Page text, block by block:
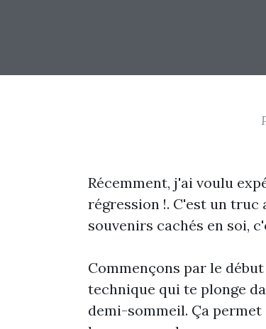
Récemment, j'ai voulu
régression !. C'est un truc
souvenirs cachés en soi,
Commençons par le
technique qui te plonge
demi-sommeil. Ça